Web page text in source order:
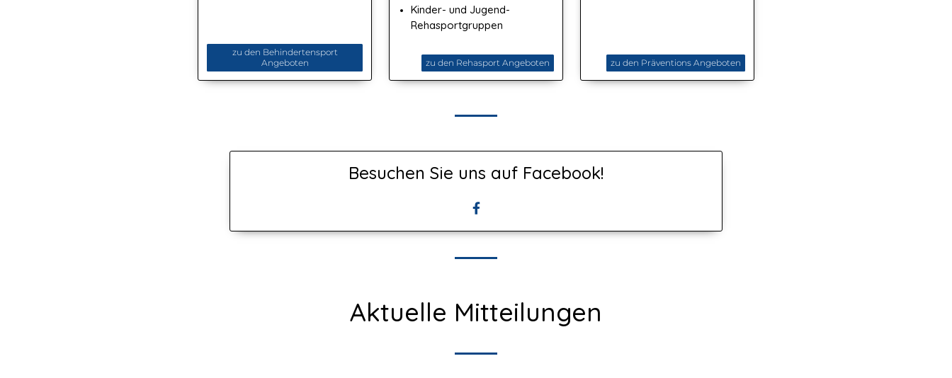
zu den Behindertensport
Angeboten
Kinder- und Jugend-
Rehasportgruppen
zu den Rehasport Angeboten zu den Präventions Angeboten
Besuchen Sie uns auf Facebook!
Aktuelle Mitteilungen